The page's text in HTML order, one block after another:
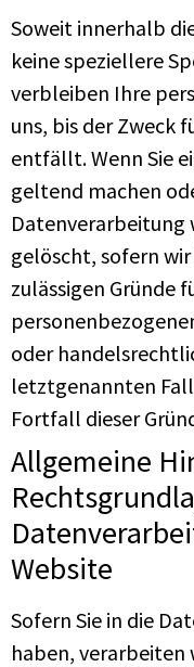
Soweit innerhalb
keine speziellere
verbleiben Ihre
uns, bis der Zweck
entfällt. Wenn Sie
geltend machen
Datenverarbeitung
gelöscht, sofern
zulässigen Gründe
oder
letztgenannten
Fortfall dieser
Allgemeine
Website
Sofern Sie in die
haben, verarbeiten